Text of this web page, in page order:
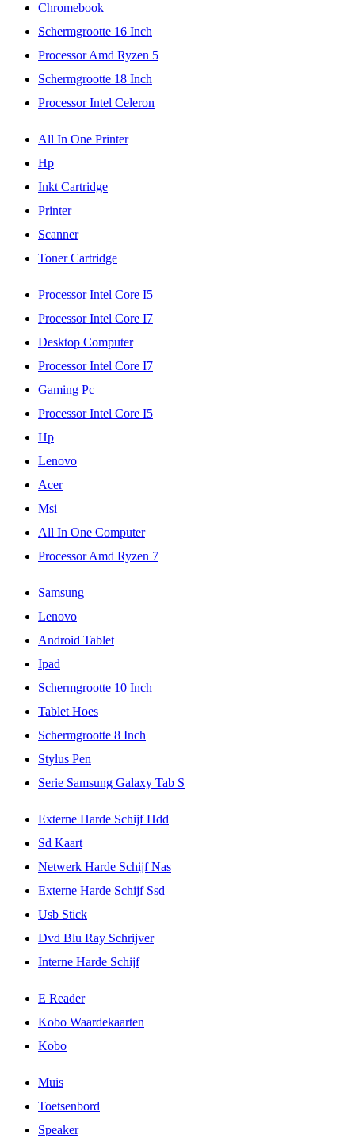
Chromebook
Schermgrootte 16 Inch
Processor Amd Ryzen 5
Schermgrootte 18 Inch
Processor Intel Celeron
All In One Printer
Hp
Inkt Cartridge
Printer
Scanner
Toner Cartridge
Processor Intel Core I5
Processor Intel Core I7
Desktop Computer
Processor Intel Core I7
Gaming Pc
Processor Intel Core I5
Hp
Lenovo
Acer
Msi
All In One Computer
Processor Amd Ryzen 7
Samsung
Lenovo
Android Tablet
Ipad
Schermgrootte 10 Inch
Tablet Hoes
Schermgrootte 8 Inch
Stylus Pen
Serie Samsung Galaxy Tab S
Externe Harde Schijf Hdd
Sd Kaart
Netwerk Harde Schijf Nas
Externe Harde Schijf Ssd
Usb Stick
Dvd Blu Ray Schrijver
Interne Harde Schijf
E Reader
Kobo Waardekaarten
Kobo
Muis
Toetsenbord
Speaker